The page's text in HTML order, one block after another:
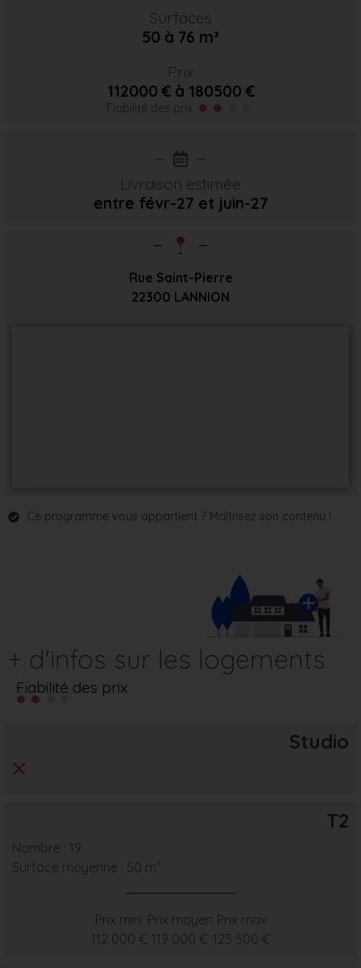
Surfaces
50 à 76 m²
Prix
112000 € à 180500 €
Fiabilité des prix
Livraison estimée
entre févr-27 et juin-27
Rue Saint-Pierre
22300 LANNION
Ce programme vous appartient ? Maîtrisez son contenu !
+ d'infos sur les logements
Fiabilité des prix
Studio
T2
Nombre : 19
Surface moyenne : 50 m²
Prix mini
112 000 €
Prix moyen
119 000 €
Prix max
125 500 €